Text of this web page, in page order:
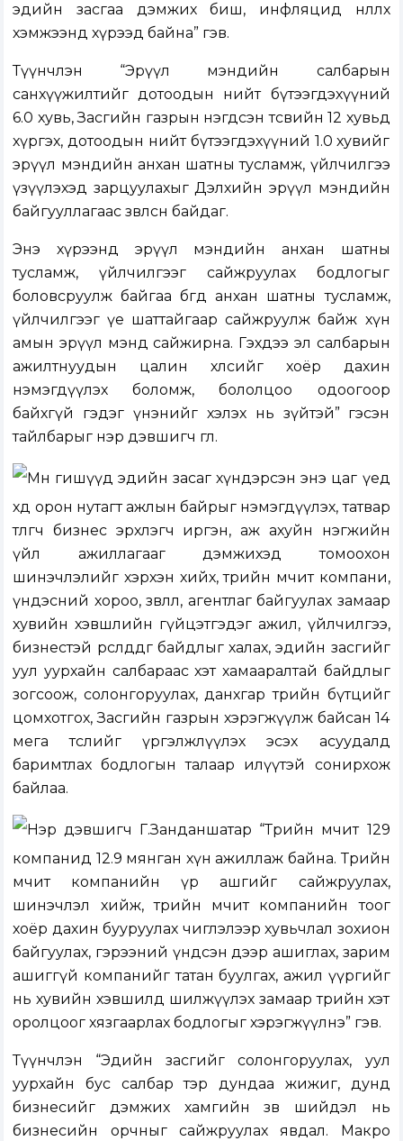
эдийн засгаа дэмжих биш, инфляцид нөлөөлөх
хэмжээнд хүрээд байна” гэв.
Түүнчлэн “Эрүүл мэндийн салбарын
санхүүжилтийг дотоодын нийт бүтээгдэхүүний
6.0 хувь, Засгийн газрын нэгдсэн төсвийн 12 хувьд
хүргэх, дотоодын нийт бүтээгдэхүүний 1.0 хувийг
эрүүл мэндийн анхан шатны тусламж, үйлчилгээ
үзүүлэхэд зарцуулахыг Дэлхийн эрүүл мэндийн
байгууллагаас зөвлөсөн байдаг.
Энэ хүрээнд эрүүл мэндийн анхан шатны
тусламж, үйлчилгээг сайжруулах бодлогыг
боловсруулж байгаа бөгөөд анхан шатны тусламж,
үйлчилгээг үе шаттайгаар сайжруулж байж хүн
амын эрүүл мэнд сайжирна. Гэхдээ эл салбарын
ажилтнуудын цалин хөлсийг хоёр дахин
нэмэгдүүлэх боломж, бололцоо одоогоор
байхгүй гэдэг үнэнийг хэлэх нь зүйтэй” гэсэн
тайлбарыг нэр дэвшигч өглөө.
Мөн гишүүд эдийн засаг хүндэрсэн энэ цаг үед
хөдөө орон нутагт ажлын байрыг нэмэгдүүлэх, татвар
төлөгч бизнес эрхлэгч иргэн, аж ахуйн нэгжийн
үйл ажиллагааг дэмжихэд томоохон
шинэчлэлийг хэрхэн хийх, төрийн өмчит компани,
үндэсний хороо, зөвлөл, агентлаг байгуулах замаар
хувийн хэвшлийн гүйцэтгэдэг ажил, үйлчилгээ,
бизнестэй өрсөлддөг байдлыг халах, эдийн засгийг
уул уурхайн салбараас хэт хамааралтай байдлыг
зогсоож, солонгоруулах, данхгар төрийн бүтцийг
цомхотгох, Засгийн газрын хэрэгжүүлж байсан 14
мега төслийг үргэлжлүүлэх эсэх асуудалд
баримтлах бодлогын талаар илүүтэй сонирхож
байлаа.
Нэр дэвшигч Г.Занданшатар “Төрийн өмчит 129
компанид 12.9 мянган хүн ажиллаж байна. Төрийн
өмчит компанийн үр ашгийг сайжруулах,
шинэчлэл хийж, төрийн өмчит компанийн тоог
хоёр дахин бууруулах чиглэлээр хувьчлал зохион
байгуулах, гэрээний үндсэн дээр ашиглах, зарим
ашиггүй компанийг татан буулгах, ажил үүргийг
нь хувийн хэвшилд шилжүүлэх замаар төрийн хэт
оролцоог хязгаарлах бодлогыг хэрэгжүүлнэ” гэв.
Түүнчлэн “Эдийн засгийг солонгоруулах, уул
уурхайн бус салбар тэр дундаа жижиг, дунд
бизнесийг дэмжих хамгийн зөв шийдэл нь
бизнесийн орчныг сайжруулах явдал. Макро